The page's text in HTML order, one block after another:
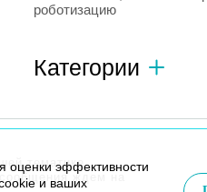
роботизацию
Категории
Искусственный интеллект
тематике
ждем на
оценки эффективности
и ваших